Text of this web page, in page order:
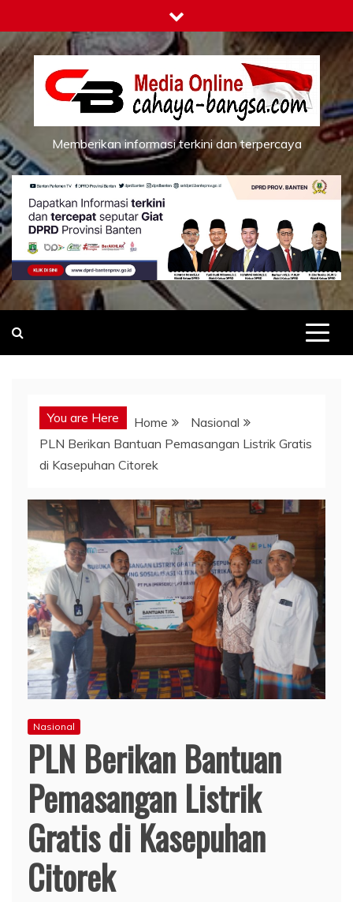
to
content
Memberikan informasi terkini dan terpercaya
You are Here Home
Nasional
PLN Berikan Bantuan Pemasangan Listrik Gratis
di Kasepuhan Citorek
Nasional
PLN Berikan Bantuan
Pemasangan Listrik
Gratis di Kasepuhan
Citorek